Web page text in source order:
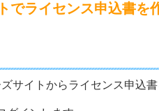
でライセンス申込書を
サイトからライセンス申込